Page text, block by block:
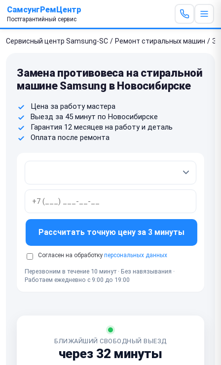
СамсунгРемЦентр
Постгарантийный сервис
Сервисный центр Samsung-SC / Ремонт стиральных машин /
Замена противовеса на стиральной
машине Samsung в Новосибирске
Цена за работу мастера
Выезд за 45 минут по Новосибирске
Гарантия 12 месяцев на работу и деталь
Оплата после ремонта
Рассчитать точную цену за 3 минуты
Согласен на обработку персональных данных
Перезвоним в течение 10 минут · Без навязывания ·
Работаем ежедневно с 9:00 до 19:00
БЛИЖАЙШИЙ СВОБОДНЫЙ ВЫЕЗД
через 32 минуты